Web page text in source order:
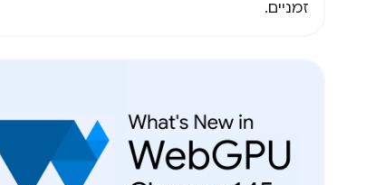
זמניים.